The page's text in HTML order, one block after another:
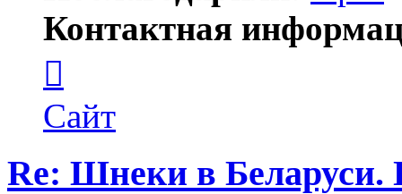
Контактная
пользователя
Вроде
химик
Сайт
Re: Шнеки в Беларуси.